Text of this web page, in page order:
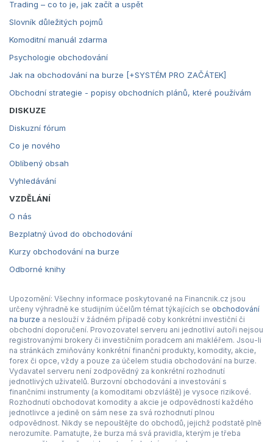
Trading – co to je, jak začít a uspět
Slovník důležitých pojmů
Komoditní manuál zdarma
Psychologie obchodování
Jak na obchodování na burze [+SYSTÉM PRO ZAČÁTEK]
Obchodní strategie - popisy obchodních plánů, které používám
DISKUZE
Diskuzní fórum
Co je nového
Oblíbený obsah
Vyhledávání
VZDĚLÁNÍ
O nás
Bezplatný úvod do obchodování
Kurzy obchodování na burze
Odborné knihy
Upozornění: Všechny informace poskytované na Financnik.cz jsou
určeny výhradně ke studijním účelům témat týkajících se obchodování
na burze a neslouží v žádném případě coby konkrétní investiční či
obchodní doporučení. Provozovatel serveru ani jednotliví autoři nejsou
registrovanými brokery či investičním poradcem ani makléřem. Jsou-li
na stránkách zmiňovány konkrétní finanční produkty, komodity, akcie,
forex či opce, vždy a pouze za účelem studia obchodování na burze.
Vydavatel serveru není zodpovědný za konkrétní rozhodnutí
jednotlivých uživatelů. Burzovní obchodování a investování s
finančními instrumenty (a komoditami obzvláště) je vysoce rizikové.
Rozhodnutí obchodovat komodity a akcie je odpovědností každého
jednotlivce a jedině on sám nese za svá rozhodnutí plnou
odpovědnost. Nikdy se nepouštějte do obchodů, jejichž podstatě plně
nerozumíte. Pamatujte, že burza má svá pravidla, kterým je třeba